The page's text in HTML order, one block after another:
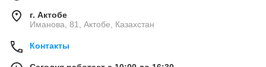
г. Актобе
Иманова, 81, Актобе, Казахстан
Контакты